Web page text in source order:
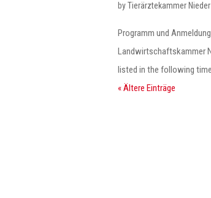
byTierärztekammer
Programm und
Landwirtschaftskammer
listed in the following
« Ältere Einträge